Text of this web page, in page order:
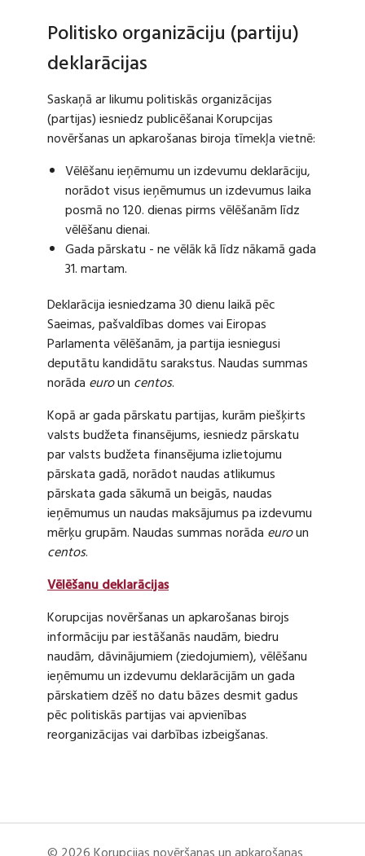
Politisko organizāciju (partiju)
deklarācijas
Saskaņā ar likumu politiskās organizācijas
(partijas) iesniedz publicēšanai Korupcijas
novēršanas un apkarošanas biroja tīmekļa vietnē:
Vēlēšanu ieņēmumu un izdevumu deklarāciju,
norādot visus ieņēmumus un izdevumus laika
posmā no 120. dienas pirms vēlēšanām līdz
vēlēšanu dienai.
Gada pārskatu - ne vēlāk kā līdz nākamā gada
31. martam.
Deklarācija iesniedzama 30 dienu laikā pēc
Saeimas, pašvaldības domes vai Eiropas
Parlamenta vēlēšanām, ja partija iesniegusi
deputātu kandidātu sarakstus. Naudas summas
norāda euroun centos.
Kopā ar gada pārskatu partijas, kurām piešķirts
valsts budžeta finansējums, iesniedz pārskatu
par valsts budžeta finansējuma izlietojumu
pārskata gadā, norādot naudas atlikumus
pārskata gada sākumā un beigās, naudas
ieņēmumus un naudas maksājumus pa izdevumu
mērķu grupām. Naudas summas norāda euroun
centos.
Vēlēšanu deklarācijas
Korupcijas novēršanas un apkarošanas birojs
informāciju par iestāšanās naudām, biedru
naudām, dāvinājumiem (ziedojumiem), vēlēšanu
ieņēmumu un izdevumu deklarācijām un gada
pārskatiem dzēš no datu bāzes desmit gadus
pēc politiskās partijas vai apvienības
reorganizācijas vai darbības izbeigšanas.